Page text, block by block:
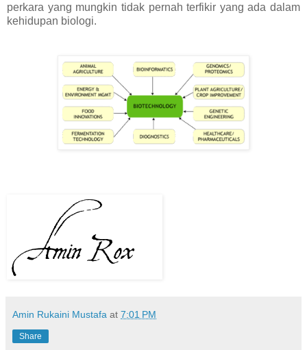
perkara yang mungkin tidak pernah terfikir yang ada dalam
kehidupan biologi.
Amin Rukaini Mustafa at 7:01 PM
Share